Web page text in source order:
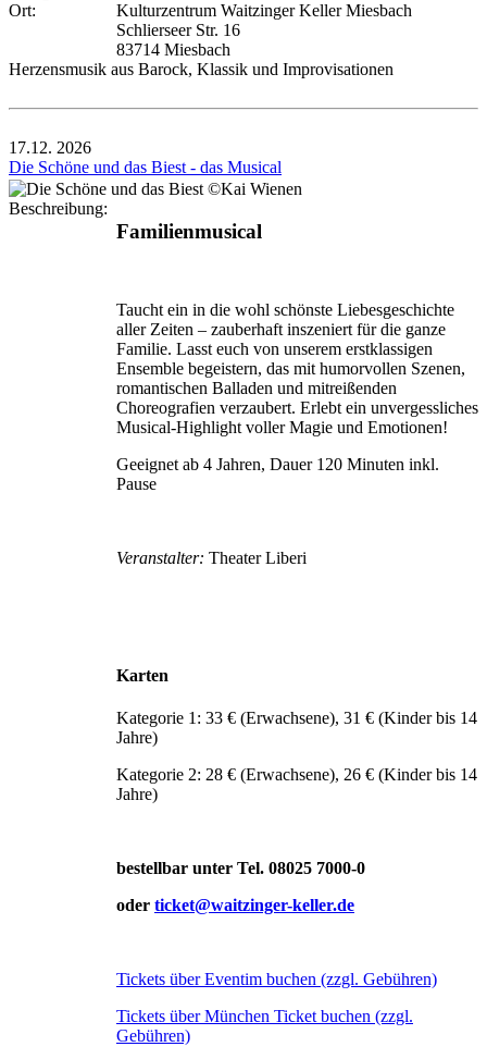
Ort:
Kulturzentrum Waitzinger Keller Miesbach
Schlierseer Str. 16
83714 Miesbach
Herzensmusik aus Barock, Klassik und Improvisationen
17.12. 2026
Die Schöne und das Biest - das Musical
Beschreibung:
Familienmusical
Taucht ein in die wohl schönste Liebesgeschichte
aller Zeiten – zauberhaft inszeniert für die ganze
Familie. Lasst euch von unserem erstklassigen
Ensemble begeistern, das mit humorvollen Szenen,
romantischen Balladen und mitreißenden
Choreografien verzaubert. Erlebt ein unvergessliches
Musical-Highlight voller Magie und Emotionen!
Geeignet ab 4 Jahren, Dauer 120 Minuten inkl.
Pause
Veranstalter: Theater Liberi
Karten
Kategorie 1: 33 € (Erwachsene), 31 € (Kinder bis 14
Jahre)
Kategorie 2: 28 € (Erwachsene), 26 € (Kinder bis 14
Jahre)
bestellbar unter Tel. 08025 7000-0
oder ticket@waitzinger-keller.de
Tickets über Eventim buchen (zzgl. Gebühren)
Tickets über München Ticket buchen (zzgl.
Gebühren)